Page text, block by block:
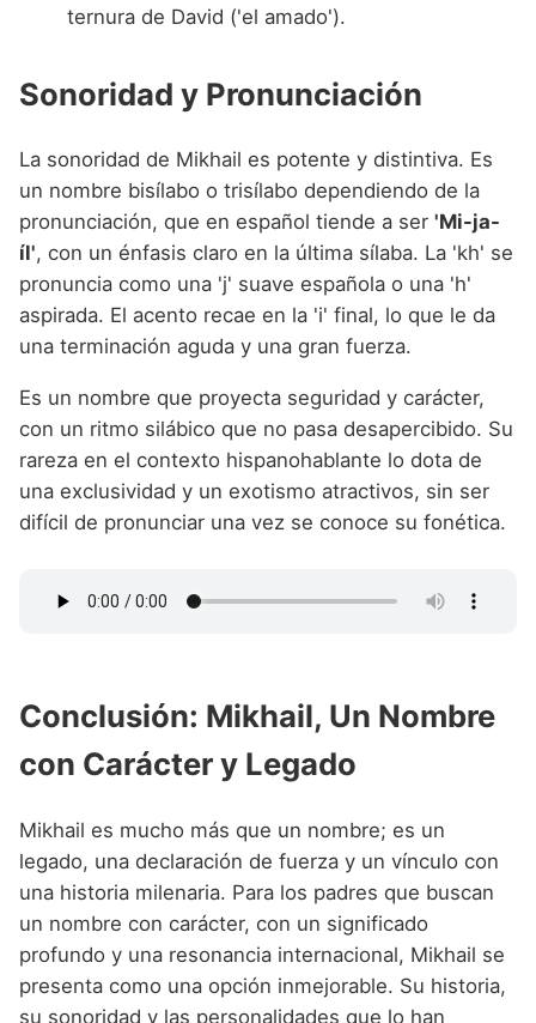
ternura de David ('el amado').
Sonoridad y Pronunciación
La sonoridad de Mikhail es potente y distintiva. Es
un nombre bisílabo o trisílabo dependiendo de la
pronunciación, que en español tiende a ser 'Mi-ja-
íl', con un énfasis claro en la última sílaba. La 'kh' se
pronuncia como una 'j' suave española o una 'h'
aspirada. El acento recae en la 'i' final, lo que le da
una terminación aguda y una gran fuerza.
Es un nombre que proyecta seguridad y carácter,
con un ritmo silábico que no pasa desapercibido. Su
rareza en el contexto hispanohablante lo dota de
una exclusividad y un exotismo atractivos, sin ser
difícil de pronunciar una vez se conoce su fonética.
Conclusión: Mikhail, Un Nombre
con Carácter y Legado
Mikhail es mucho más que un nombre; es un
legado, una declaración de fuerza y un vínculo con
una historia milenaria. Para los padres que buscan
un nombre con carácter, con un significado
profundo y una resonancia internacional, Mikhail se
presenta como una opción inmejorable. Su historia,
su sonoridad y las personalidades que lo han